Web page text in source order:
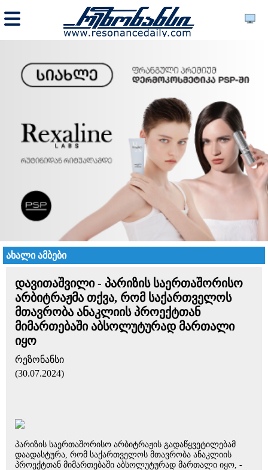
ახალი ამბები
დავითაშვილი - პარიზის საერთაშორისო
არბიტრაჟმა თქვა, რომ საქართველოს
მთავრობა ანაკლიის პროექტთან
მიმართებაში აბსოლუტურად მართალი
იყო
რეზონანსი
(30.07.2024)
პარიზის საერთაშორისო არბიტრაჟის გადაწყვეტილებამ
დაადასტურა, რომ საქართველოს მთავრობა ანაკლიის
პროექტთან მიმართებაში აბსოლუტურად მართალი იყო, -